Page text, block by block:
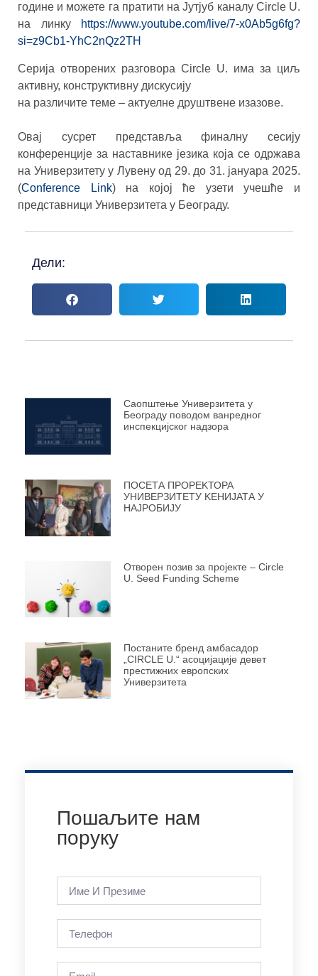
године и можете га пратити на Јутјуб каналу Circle U.
на линку
https://www.youtube.com/live/7-x0Ab5g6fg?
si=z9Cb1-YhC2nQz2TH
Серија отворених разговора Circle U. има за циљ
активну, конструктивну дискусију
на различите теме – актуелне друштвене изазове.
Овај сусрет представља финалну сесију
конференције за наставнике језика која се одржава
на Универзитету у Лувену од 29. до 31. јануара 2025.
(Conference Link) на којој ће узети учешће и
представници Универзитета у Београду.
Дели:
Саопштење Универзитета у
Београду поводом ванредног
инспекцијског надзора
ПОСЕТА ПРОРЕKТОРА
УНИВЕРЗИТЕТУ KЕНИЈАТА У
НАЈРОБИЈУ
Отворен позив за пројекте – Circle
U. Seed Funding Scheme
Постаните бренд амбасадор
„CIRCLE U.“ асоцијације девет
престижних европских
Универзитета
Пошаљите нам
поруку